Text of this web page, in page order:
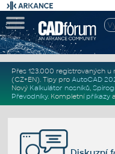
Přes 123.000 registrovaných u
(CZ+EN). Tipy pro AutoCAD
Nový Kalkulátor nosníků,
Převodníky. Kompletní příkazya